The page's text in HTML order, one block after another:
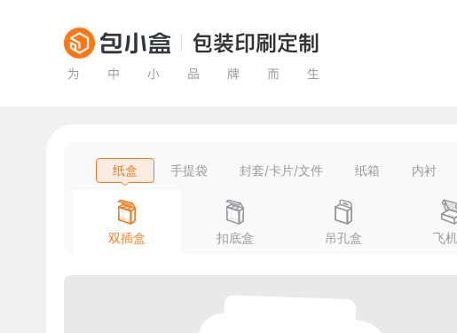
纸盒 手提袋 封套/卡片/文件 纸箱 内衬
双插盒 扣底盒 吊孔盒 飞